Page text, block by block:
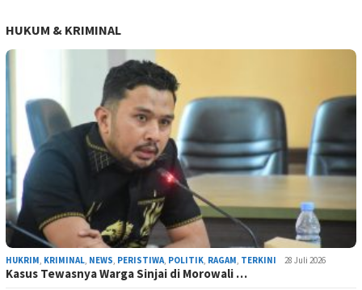
HUKUM & KRIMINAL
HUKRIM, KRIMINAL, NEWS, PERISTIWA, POLITIK, RAGAM, TERKINI 28 Juli 2026
Kasus Tewasnya Warga Sinjai di Morowali …